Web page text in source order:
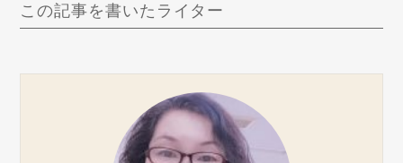
この記事を書いたライター